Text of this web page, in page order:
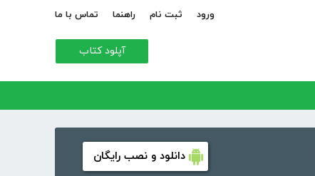
ورود ثبت نام راهنما تماس با ما
آپلود کتاب
دانلود و نصب رایگان